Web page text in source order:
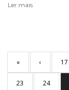
Ler mais
« ‹ 17
23 24